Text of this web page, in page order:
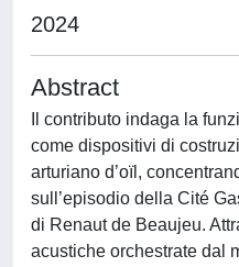
2024
Abstract
Il contributo indaga la
come dispositivi di
arturiano d’oïl,
sull’episodio della Cité
di Renaut de Beaujeu.
acustiche orchestrate dal